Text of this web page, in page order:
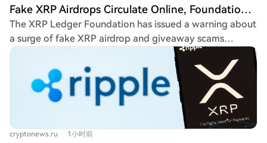
cumulative volume delta appears neutral, suggesting
accumulation through absorbing supply rather than
aggressive buying. Key current prices versus realized
prices are: Bitcoin at ~$64,640 (realized $52,900),
Ethereum at $1,900 (realized $2,450), and XRP at $1.1
(realized $0.75). Moreno noted the risk-reward ratio has
declined, and while the model allows for another
downside wave, accumulation by strong holders is a
positive factor for when demand recovers.
collateral in an institutional-grade lending vault on
Ethereum. The vault reportedly holds around $280
million in deposited RLUSD. Jesus Rodriguez, CTO and
Head of Product at Sentora, highlighted that adding
FXRP as collateral brings XRP's scale into DeFi and
extends its practical use to on-chain credit markets.
Borrowers access an isolated FXRP/RLUSD market
within the vault using Morpho Blue infrastructure, which
limits cross-market risk. The FAssets system creates
Fake XRP Airdrops Circulate Online, Foundation Urges Users to Exercise Vigilance
The XRP Ledger Foundation has issued a warning about
a surge of fake XRP airdrop and giveaway scams
spreading on social media. These fraudulent campaigns
use impersonated accounts, fake promotional
messages, and direct outreach to appear legitimate,
often directing users to phishing websites or
unauthorized services. The foundation and Ripple's
developer arm, RippleX, both explicitly stated that
neither organization conducts XRP airdrops or reward
cryptonews.ru 1小时前